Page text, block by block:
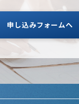
申し込みフォームへ